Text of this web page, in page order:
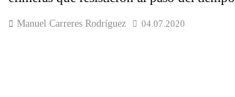
Manuel Carreres Rodríguez 04.07.2020